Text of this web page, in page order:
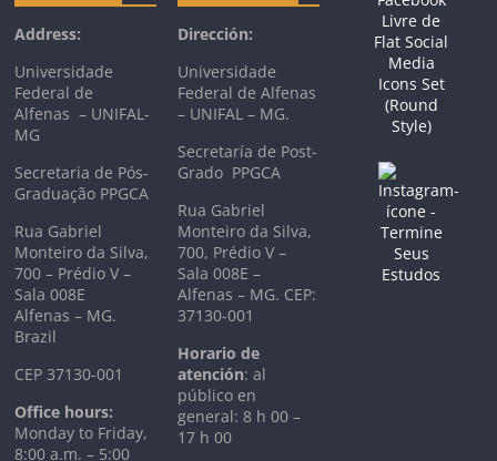
Address:
Universidade
Federal de
Alfenas – UNIFAL-
MG
Secretaria de Pós-
Graduação PPGCA
Rua Gabriel
Monteiro da Silva,
700 – Prédio V –
Sala 008E
Alfenas – MG.
Brazil
CEP 37130-001
Office hours:
Monday to Friday,
8:00 a.m. – 5:00
Dirección:
Universidade
Federal de Alfenas
– UNIFAL – MG.
Secretaría de Post-
Grado PPGCA
Rua Gabriel
Monteiro da Silva,
700, Prédio V –
Sala 008E –
Alfenas – MG. CEP:
37130-001
Horario de
atención: al
público en
general: 8 h 00 –
17 h 00